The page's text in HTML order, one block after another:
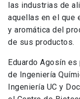
las industrias de
aquellas en el que
y aromática del
de sus productos.
Eduardo Agosín
de Ingeniería
Ingeniería UC y